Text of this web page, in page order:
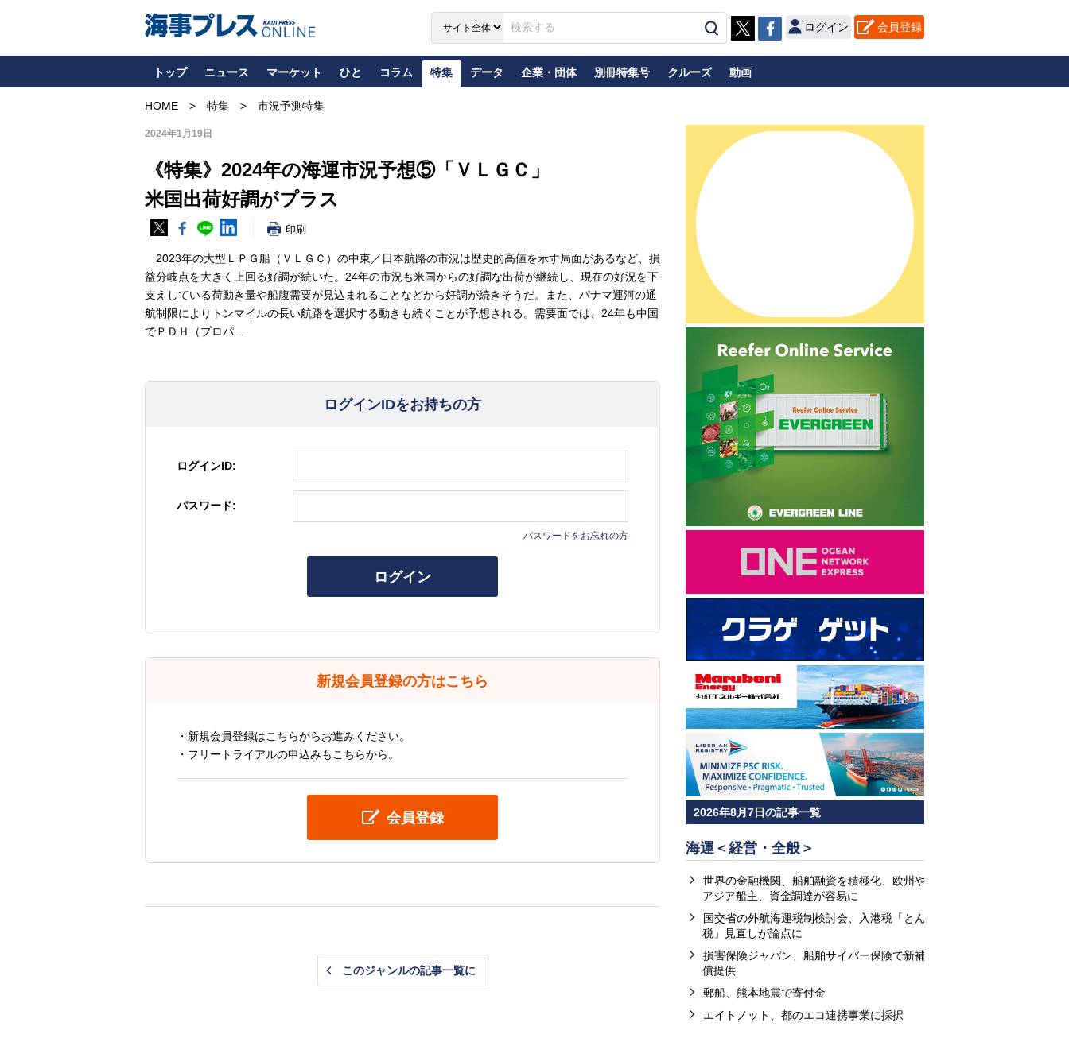
ログイン 会員登録
トップ ニュース マーケット ひと コラム 特集 データ 企業・団体 別冊特集号 クルーズ 動画
HOME 特集 市況予測特集
2024年1月19日
《特集》2024年の海運市況予想⑤「ＶＬＧＣ」
米国出荷好調がプラス
印刷
2023年の大型ＬＰＧ船（ＶＬＧＣ）の中東／日本航路の市況は歴史的高値を示す局面があるなど、損
益分岐点を大きく上回る好調が続いた。24年の市況も米国からの好調な出荷が継続し、現在の好況を下
支えしている荷動き量や船腹需要が見込まれることなどから好調が続きそうだ。また、パナマ運河の通
航制限によりトンマイルの長い航路を選択する動きも続くことが予想される。需要面では、24年も中国
でＰＤＨ（プロパ...
ログインIDをお持ちの方
ログインID:
パスワード:
パスワードをお忘れの方
ログイン
新規会員登録の方はこちら
・新規会員登録はこちらからお進みください。
・フリートライアルの申込みもこちらから。
会員登録
このジャンルの記事一覧に
2026年8月7日の記事一覧
海運＜経営・全般＞
世界の金融機関、船舶融資を積極化、欧州や
アジア船主、資金調達が容易に
国交省の外航海運税制検討会、入港税「とん
税」見直しが論点に
損害保険ジャパン、船舶サイバー保険で新補
償提供
郵船、熊本地震で寄付金
エイトノット、都のエコ連携事業に採択